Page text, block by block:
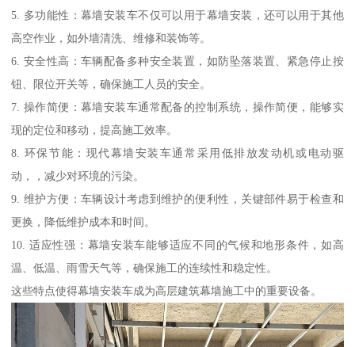
5. 多功能性：幕墙安装车不仅可以用于幕墙安装，还可以用于其他
高空作业，如外墙清洗、维修和装饰等。
6. 安全性高：车辆配备多种安全装置，如防坠落装置、紧急停止按
钮、限位开关等，确保施工人员的安全。
7. 操作简便：幕墙安装车通常配备的控制系统，操作简便，能够实
现的定位和移动，提高施工效率。
8. 环保节能：现代幕墙安装车通常采用低排放发动机或电动驱
动，，减少对环境的污染。
9. 维护方便：车辆设计考虑到维护的便利性，关键部件易于检查和
更换，降低维护成本和时间。
10. 适应性强：幕墙安装车能够适应不同的气候和地形条件，如高
温、低温、雨雪天气等，确保施工的连续性和稳定性。
这些特点使得幕墙安装车成为高层建筑幕墙施工中的重要设备。